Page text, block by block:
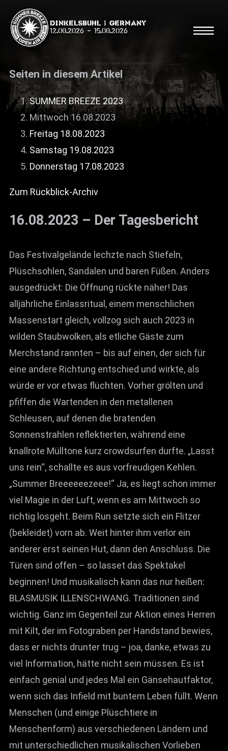
Dinkelsbühl | Germany
12.08.2026 - 15.08.2026
Suche
Shop
Festival ABC
Info
Media
ZUM SHOP
Kontakt
BARRIEREFREIHEIT
ONLINE
Rückblicke
Galerien
Seiten in diesem Artikel
SUMMER BREEZE 2023
Mittwoch 16.08.2023
Freitag 18.08.2023
Samstag 19.08.2023
Donnerstag 17.08.2023
Zum Rückblick-Archiv
16.08.2023 – Der Tagesbericht
Das Festivalgelände lechzte nach Stiefeln,
Plüschsohlen, Sandalen und baren Füßen. Anders
ausgedrückt: Die Öffnung rückte näher! Das
alljährliche Einlassritual, einem menschlichen
Massenstart gleich, vollzog sich auch 2023 in
wilden Staubwolken, als etliche Gäste zum
Merchstand rannten – bis auf einen, der sich für
eine andere Richtung entschied und wirkte, als
würde er vor etwas flüchten. Vorher grölten und
pfiffen die Wartenden in den metallenen
Schleusen, auf denen die bratenden
Sonnenstrahlen reflektierten, während eine
knallrote Mülltone kurz crowdsurfen durfte. „Lasst
uns rein“, schallte es aus vorfreudigen Kehlen.
„Summer Breeeeeezeee!“ Ja, es liegt schon immer
viel Magie in der Luft, wenn es am Mittwoch so
richtig losgeht. Beim Run setzte sich ein Flitzer
(bekleidet) vorn ab. Weit hinter ihm verlor ein
anderer erst seinen Hut, dann den Anschluss. Die
Türen sind offen – so lasset das Spektakel
beginnen! Und musikalisch kann das nur heißen:
BLASMUSIK ILLENSCHWANG. Traditionen sind
wichtig. Ganz im Gegenteil zur Aktion eines Herren
mit Kilt, der im Fotograben per Handstand bewies,
dass er nichts drunter trug – joa, danke, etwas zu
viel Information, hätte nicht sein müssen. Es ist
einfach genial und jedes Mal ein Gänsehautfaktor,
wenn sich das Infield mit buntem Leben füllt. Wenn
Menschen (und einige Plüschtiere in
Menschenform) aus verschiedenen Ländern und
mit unterschiedlichen musikalischen Vorlieben